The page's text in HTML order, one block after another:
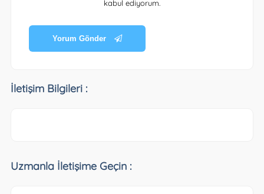
kabul ediyorum.
Yorum Gönder
İletişim Bilgileri :
Uzmanla İletişime Geçin :